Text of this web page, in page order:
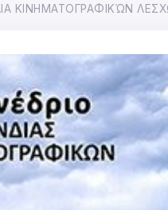
ΚΙΝΗΜΑΤΟΓΡΑΦΙΚΏΝ